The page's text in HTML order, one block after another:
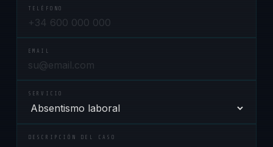
TELÉFONO
EMAIL
SERVICIO
DESCRIPCIÓN DEL CASO